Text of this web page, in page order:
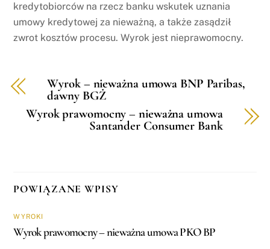
kredytobiorców na rzecz banku wskutek uznania
umowy kredytowej za nieważną, a także zasądził
zwrot kosztów procesu. Wyrok jest nieprawomocny.
Wyrok – nieważna umowa BNP Paribas,
dawny BGŻ
Wyrok prawomocny – nieważna umowa
Santander Consumer Bank
POWIĄZANE WPISY
WYROKI
Wyrok prawomocny – nieważna umowa PKO BP